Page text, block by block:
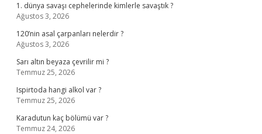
1. dünya savaşı cephelerinde kimlerle savaştık ?
Ağustos 3, 2026
120’nin asal çarpanları nelerdir ?
Ağustos 3, 2026
Sarı altın beyaza çevrilir mi ?
Temmuz 25, 2026
Ispirtoda hangi alkol var ?
Temmuz 25, 2026
Karadutun kaç bölümü var ?
Temmuz 24, 2026